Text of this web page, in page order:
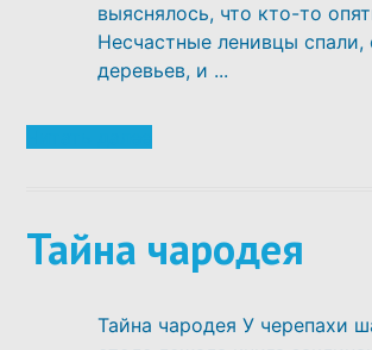
выяснялось, что кто-то
Несчастные ленивцы спали,
деревьев, и ...
Тайна чародея
Тайна чародея У черепахи